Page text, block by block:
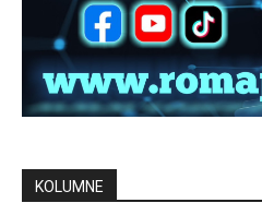
KOLUMNE